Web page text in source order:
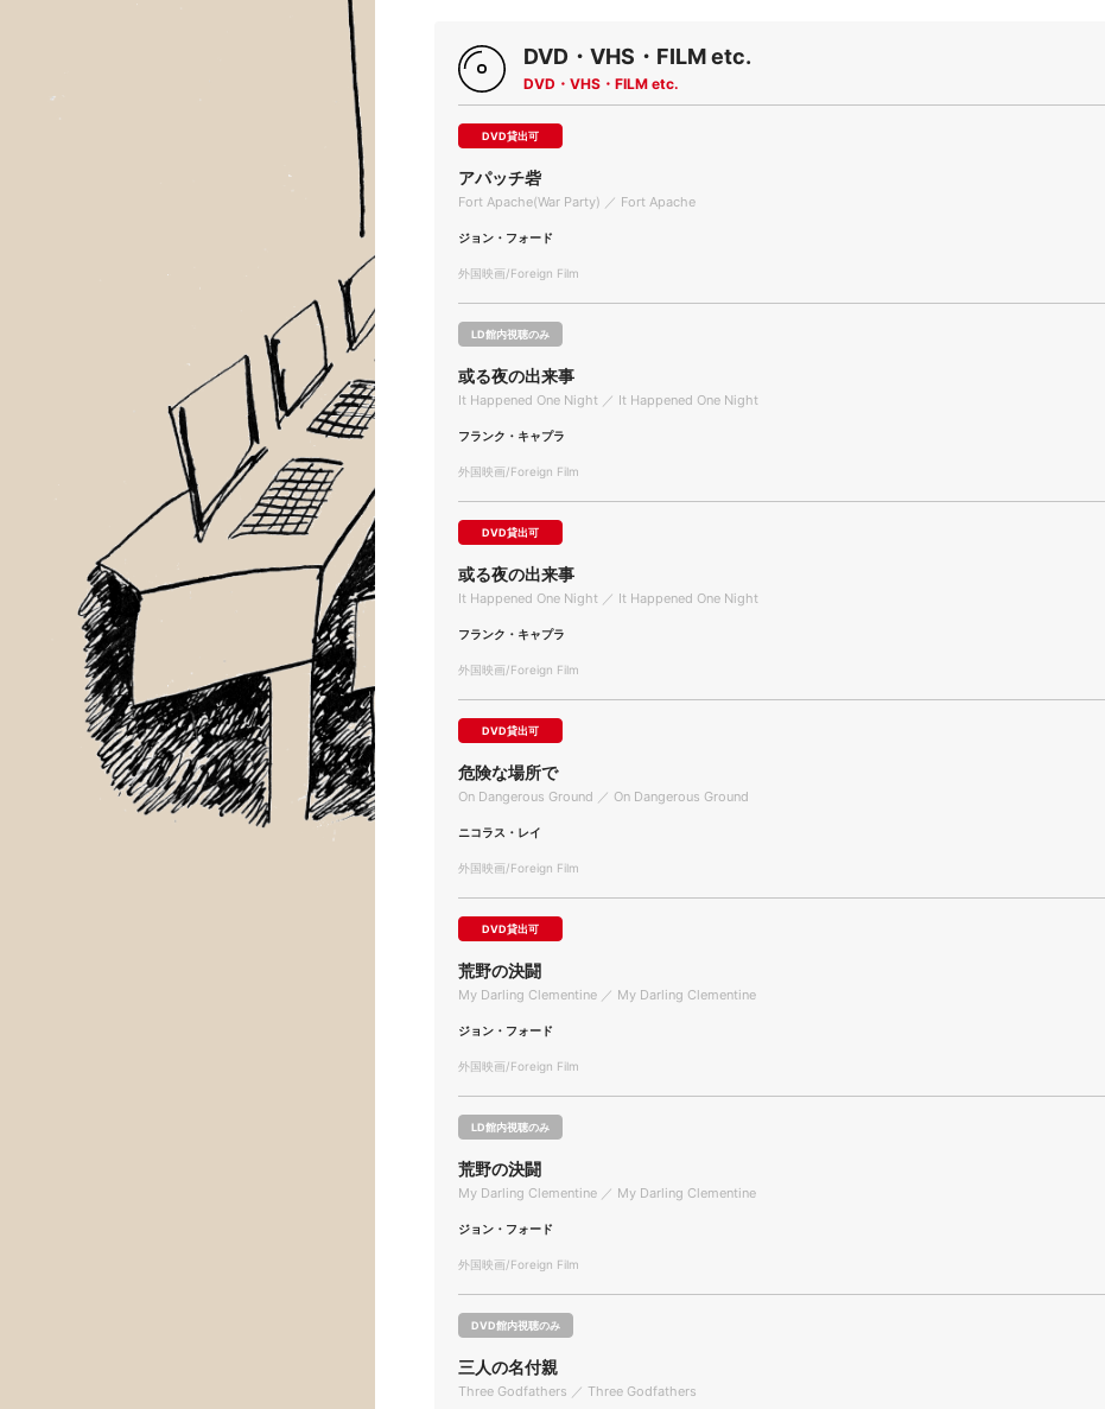
DVD・VHS・FILM etc.
DVD・VHS・FILM etc.
DVD貸出可
アパッチ砦
Fort Apache(War Party) ／ Fort Apache
ジョン・フォード
外国映画/Foreign Film
LD館内視聴のみ
或る夜の出来事
It Happened One Night ／ It Happened One Night
フランク・キャプラ
外国映画/Foreign Film
DVD貸出可
或る夜の出来事
It Happened One Night ／ It Happened One Night
フランク・キャプラ
外国映画/Foreign Film
DVD貸出可
危険な場所で
On Dangerous Ground ／ On Dangerous Ground
ニコラス・レイ
外国映画/Foreign Film
DVD貸出可
荒野の決闘
My Darling Clementine ／ My Darling Clementine
ジョン・フォード
外国映画/Foreign Film
LD館内視聴のみ
荒野の決闘
My Darling Clementine ／ My Darling Clementine
ジョン・フォード
外国映画/Foreign Film
DVD館内視聴のみ
三人の名付親
Three Godfathers ／ Three Godfathers